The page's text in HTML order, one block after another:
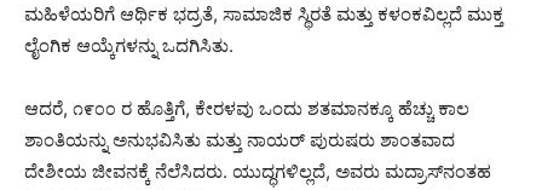
ಮಹಿಳೆಯರಿಗೆ ಆರ್ಥಿಕ ಭದ್ರತೆ, ಸಾಮಾಜಿಕ ಸ್ಥಿರತೆ ಮತ್ತು ಕಳಂಕವಿಲ್ಲದೆ ಮುಕ್ತ
ಲೈಂಗಿಕ ಆಯ್ಕೆಗಳನ್ನು ಒದಗಿಸಿತು.
ಆದರೆ, ೧೯೦೦ ರ ಹೊತ್ತಿಗೆ, ಕೇರಳವು ಒಂದು ಶತಮಾನಕ್ಕೂ ಹೆಚ್ಚು ಕಾಲ
ಶಾಂತಿಯನ್ನು ಅನುಭವಿಸಿತು ಮತ್ತು ನಾಯರ್ ಪುರುಷರು ಶಾಂತವಾದ
ದೇಶೀಯ ಜೀವನಕ್ಕೆ ನೆಲೆಸಿದರು. ಯುದ್ಧಗಳಿಲ್ಲದೆ, ಅವರು ಮದ್ರಾಸ್‌ನಂತಹ